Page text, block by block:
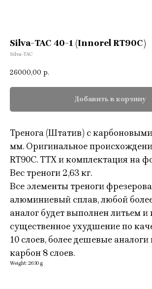
Silva-TAC 40-1 (Innorel RT90C)
Silva-TAC
26000,00 р.
Добавить в корзину
Тренога (Штатив) c
мм. Оригинальное
RT90C. ТТХ и комплектация на
Вес треноги 2,63 кг.
Все элементы треноги
алюминиевый сплав, любой
аналог будет выполнен литьем и
существенное ухудшение по
10 слоев, более дешевые
карбон 8 слоев.
Weight: 2630 g